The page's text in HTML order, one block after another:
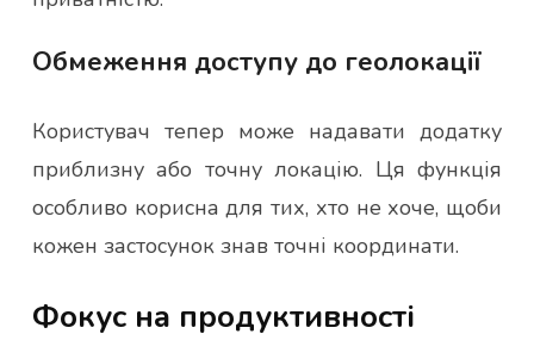
Обмеження доступу до геолокації
Користувач тепер може надавати додатку
приблизну або точну локацію. Ця функція
особливо корисна для тих, хто не хоче, щоби
кожен застосунок знав точні координати.
Фокус на продуктивності